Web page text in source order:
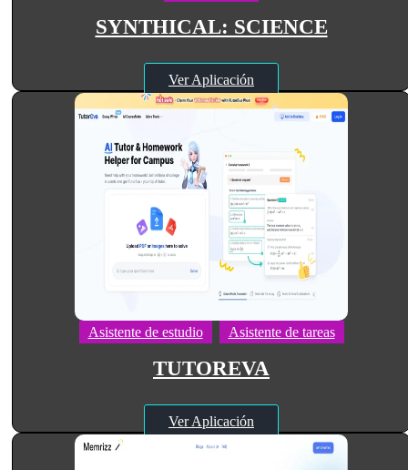
SYNTHICAL: SCIENCE
Ver Aplicación
Asistente de estudio Asistente de tareas
TUTOREVA
Ver Aplicación